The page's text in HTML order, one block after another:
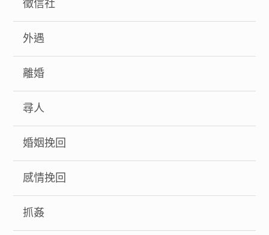
徵信社
外遇
離婚
尋人
婚姻挽回
感情挽回
抓姦